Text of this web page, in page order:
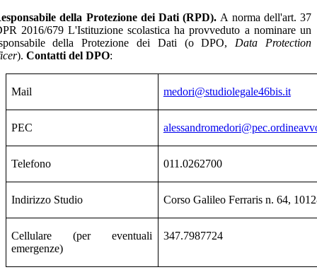
della Protezione dei Dati (RPD). A norma dell'art. 37
2016/679 L'Istituzione scolastica ha provveduto a nominare un
della Protezione dei Dati (o DPO, Data Protection
). Contatti del DPO:
Mail medori@studiolegale46bis.it
PEC
Telefono 011.0262700
Indirizzo Studio Corso Galileo Ferraris n. 64,
Cellulare (per eventuali
emergenze)
347.7987724